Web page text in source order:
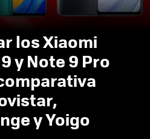
los Xiaomi
y Note 9 Pro
y Yoigo